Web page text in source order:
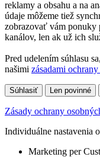
reklamy a obsahu a na
údaje môžeme tiež
zobrazovať vám ponuky
kanálov, len ak už ich
Pred udelením súhlasu
našimi zásadami
Súhlasiť Len povinné
Zásady ochrany
Individuálne nastavenia
Marketing per